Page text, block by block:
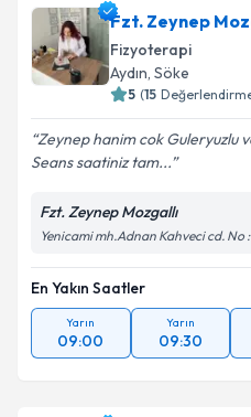
Fzt. Zeynep
Fizyoterapi
Aydın, Söke
5 (15
Zeynep hanim cok Guleryuzlu
Seans saatiniz tam...
Fzt. Zeynep Mozgallı
Yenicami mh.Adnan Kahveci cd. No
En Yakın Saatler
Yarın
09:00
Yarın
09:30